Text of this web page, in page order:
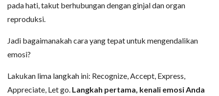
pada hati, takut berhubungan dengan ginjal dan organ
reproduksi.
Jadi bagaimanakah cara yang tepat untuk mengendalikan
emosi?
Lakukan lima langkah ini: Recognize, Accept, Express,
Appreciate, Let go. Langkah pertama, kenali emosi Anda